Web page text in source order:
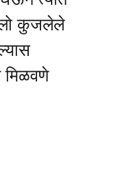
कुजलेले
मिळवणे